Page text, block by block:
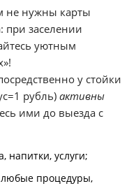
не нужны карты
при заселении
уютным
у стойки
рубль) активны
ими до выезда с
напитки, услуги;
процедуры,